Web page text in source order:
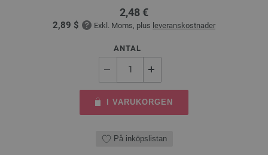
2,48 €
2,89 $ Exkl. Moms, plus leveranskostnader
ANTAL
I VARUKORGEN
På inköpslistan